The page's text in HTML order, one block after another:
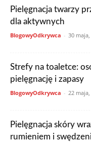
Pielęgnacja twarzy
dla aktywnych
BlogowyOdkrywca - 30
Strefy na toaletce:
pielęgnację i zapasy
BlogowyOdkrywca - 22
Pielęgnacja skóry
rumieniem i